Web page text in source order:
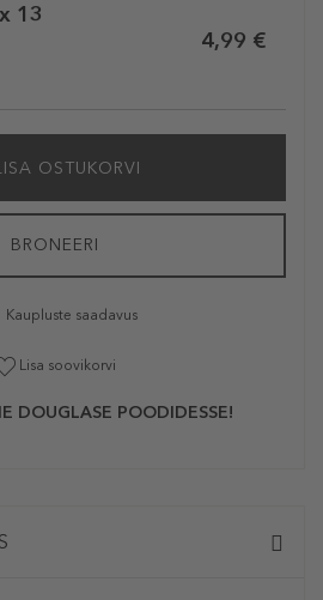
13
4,99 €
OSTUKORVI
BRONEERI
Kaupluste saadavus
Lisa soovikorvi
DOUGLASE POODIDESSE!